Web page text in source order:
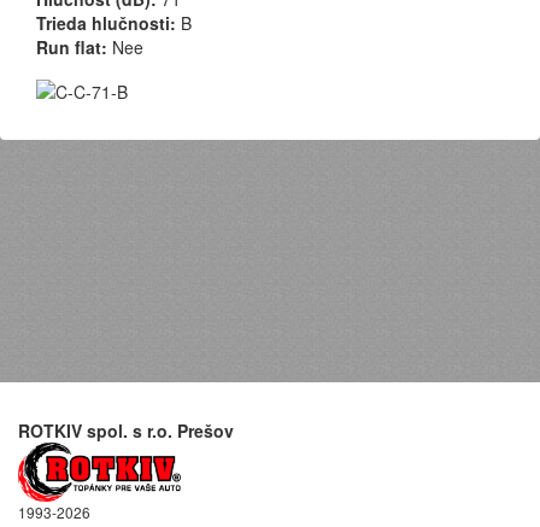
Trieda hlučnosti: B
Run flat: Nee
ROTKIV spol. s r.o. Prešov
1993-2026